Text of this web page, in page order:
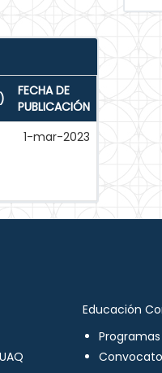
FECHA DE
PUBLICACIÓN
1-mar-2023
Educación